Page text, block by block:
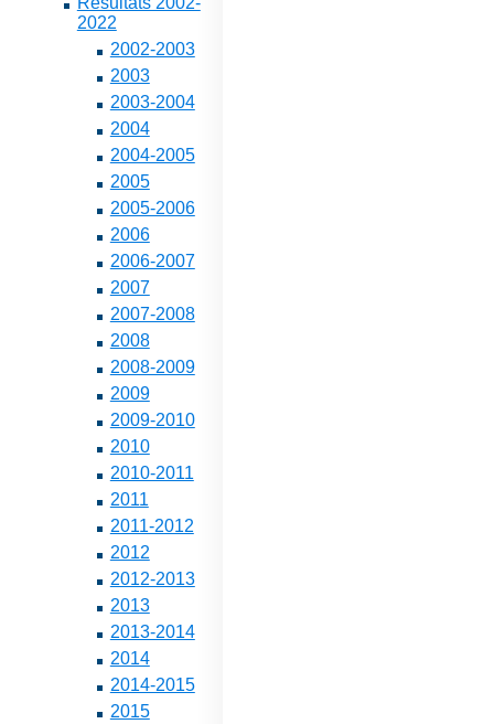
2022
2002-2003
2003
2003-2004
2004
2004-2005
2005
2005-2006
2006
2006-2007
2007
2007-2008
2008
2008-2009
2009
2009-2010
2010
2010-2011
2011
2011-2012
2012
2012-2013
2013
2013-2014
2014
2014-2015
2015